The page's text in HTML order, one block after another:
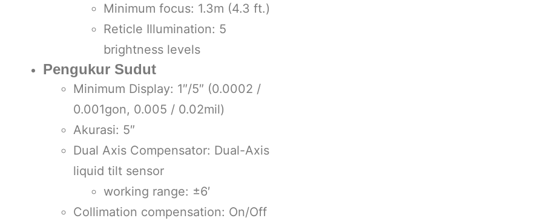
Minimum focus: 1.3m (4.3 ft.)
Reticle Illumination: 5
brightness levels
Pengukur Sudut
Minimum Display: 1″/5″ (0.0002 /
0.001gon, 0.005 / 0.02mil)
Akurasi: 5″
Dual Axis Compensator: Dual-Axis
liquid tilt sensor
working range: ±6′
Collimation compensation: On/Off